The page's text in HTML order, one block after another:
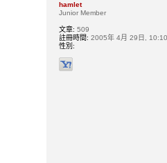
hamlet
Junior Member
文章: 509
註冊時間: 2005年 4月 29日, 10:10
性別: